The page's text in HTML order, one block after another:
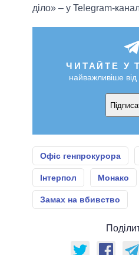
діло» – у Telegram-
ЧИТАЙТЕ У
найважливіше від
Офіс генпрокурора
Інтерпол Монако
Замах на вбивство